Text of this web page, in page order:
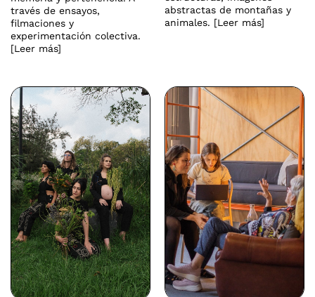
través de ensayos,
filmaciones y
experimentación colectiva.
[Leer más]
abstractas de montañas y
animales. [Leer más]